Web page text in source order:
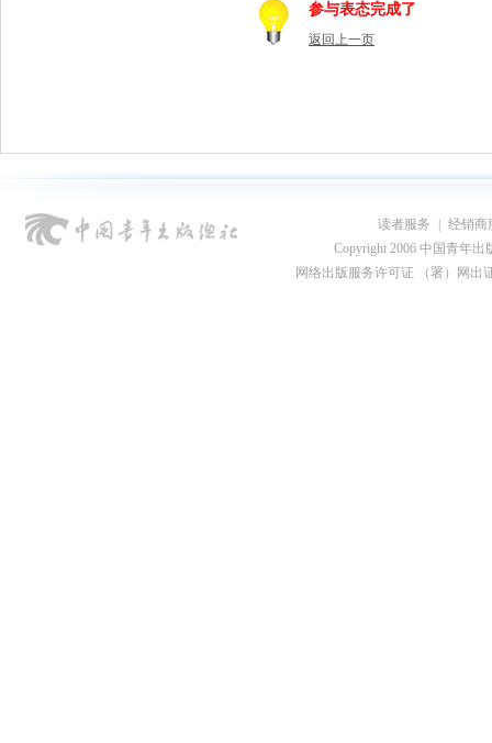
参与表态完成了
返回上一页
读者服务
经销商
Copyright 2006 中国青年出
网络出版服务许可证 （署）网出